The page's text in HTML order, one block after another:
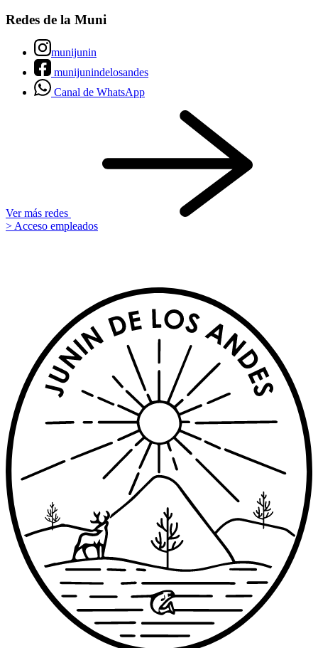
Redes de la Muni
munijunin
munijunindelosandes
Canal de WhatsApp
Ver más redes
> Acceso empleados